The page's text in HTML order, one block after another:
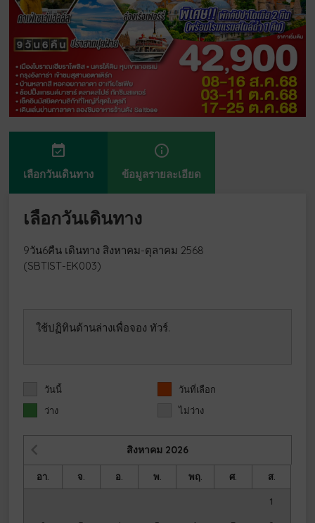
event_available
เลือกวันเดินทาง
info_outline
ข้อมูลรายละเอียด
เลือกวันเดินทาง
9วัน6คืน เดินทาง สิงหาคม-ตุลาคม 2568
(SBTIST-EK003)
ใช้ปฏิทินด้านล่างเพื่อจอง ทัวร์.
วันนี้
วันที่เลือก
ว่าง
ไม่ว่าง
สิงหาคม 2026
อา. จ. อ. พ. พฤ. ศ. ส.
1